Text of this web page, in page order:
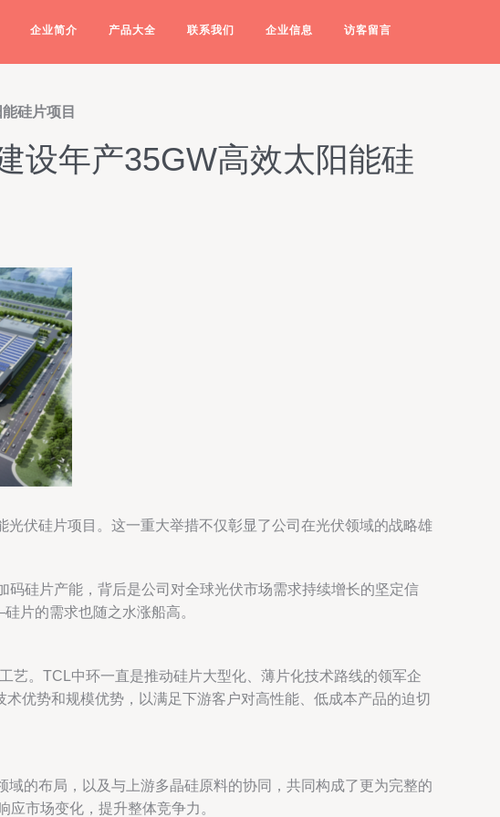
企业简介 产品大全 联系我们 企业信息 访客留言
硅片项目
设年产35GW高效太阳能硅
伏硅片项目。这一重大举措不仅彰显了公司在光伏领域的战略雄
硅片产能，背后是公司对全球光伏市场需求持续增长的坚定信
片的需求也随之水涨船高。
艺。TCL中环一直是推动硅片大型化、薄片化技术路线的领军企
优势和规模优势，以满足下游客户对高性能、低成本产品的迫切
的布局，以及与上游多晶硅原料的协同，共同构成了更为完整的
市场变化，提升整体竞争力。